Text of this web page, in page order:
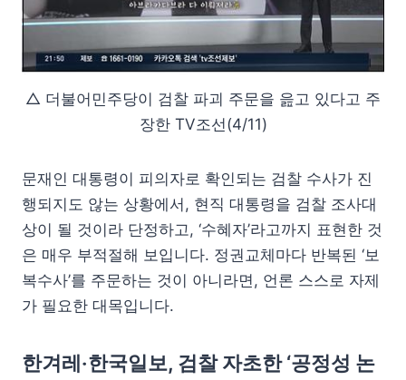
△ 더불어민주당이 검찰 파괴 주문을 읊고 있다고 주
장한 TV조선(4/11)
문재인 대통령이 피의자로 확인되는 검찰 수사가 진
행되지도 않는 상황에서, 현직 대통령을 검찰 조사대
상이 될 것이라 단정하고, ‘수혜자’라고까지 표현한 것
은 매우 부적절해 보입니다. 정권교체마다 반복된 ‘보
복수사’를 주문하는 것이 아니라면, 언론 스스로 자제
가 필요한 대목입니다.
한겨레‧한국일보, 검찰 자초한 ‘공정성 논